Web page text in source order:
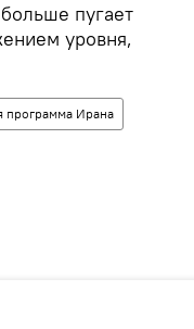
пугает
уровня,
программа Ирана